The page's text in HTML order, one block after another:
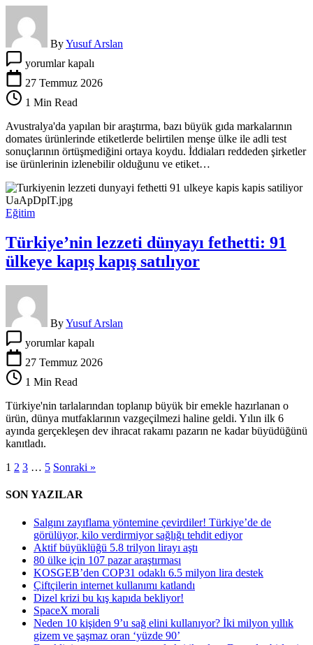
ByYusuf Arslan
domatesi
tartışma
Etiket
içerik
başka
için
yorumlar kapalı
27 Temmuz 2026
1 Min Read
Avustralya'da yapılan bir araştırma, bazı büyük gıda markalarının
domates ürünlerinde etiketlerde belirtilen menşe ülke ile adli test
sonuçlarının örtüşmediğini ortaya koydu. İddiaları reddeden şirketler
ise ürünlerinin izlenebilir olduğunu ve etiket…
Eğitim
Türkiye’nin lezzeti dünyayı fethetti: 91
ülkeye kapış kapış satılıyor
ByYusuf Arslan
lezzeti
dünyayı
91
kapış
kapış
satılıyor
için
yorumlar kapalı
27 Temmuz 2026
1 Min Read
Türkiye'nin tarlalarından toplanıp büyük bir emekle hazırlanan o
ürün, dünya mutfaklarının vazgeçilmezi haline geldi. Yılın ilk 6
ayında gerçekleşen dev ihracat rakamı pazarın ne kadar büyüdüğünü
kanıtladı.
1 2 3 … 5 Sonraki »
SON YAZILAR
Salgını zayıflama yöntemine çevirdiler! Türkiye’de de
görülüyor, kilo verdirmiyor sağlığı tehdit ediyor
Aktif büyüklüğü 5.8 trilyon lirayı aştı
80 ülke için 107 pazar araştırması
KOSGEB’den COP31 odaklı 6.5 milyon lira destek
Çiftçilerin internet kullanımı katlandı
Dizel krizi bu kış kapıda bekliyor!
SpaceX morali
Neden 10 kişiden 9’u sağ elini kullanıyor? İki milyon yıllık
gizem ve şaşmaz oran ‘yüzde 90’